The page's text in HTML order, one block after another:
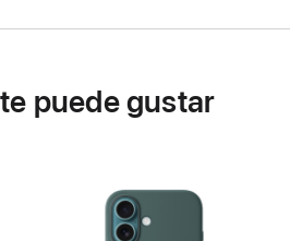
puede gustar